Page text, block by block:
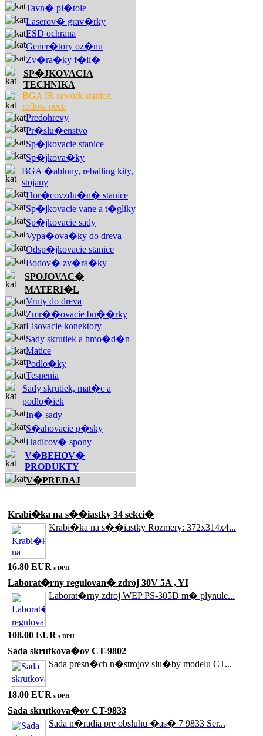
Tavn� pi�tole
Laserov� grav�rky
ESD ochrana
Gener�tory oz�nu
Zv�ra�ky f�li�
SP�JKOVACIA
TECHNIKA
BGA IR rework stanice,
reflow pece
Predohrevy
Pr�slu�enstvo
Sp�jkovacie stanice
Sp�jkova�ky
BGA �ablony, reballing kity,
stojany
Hor�covzdu�n� stanice
Sp�jkovacie vane a t�gliky
Sp�jkovacie sady
Vypa�ova�ky do dreva
Odsp�jkovacie stanice
Bodov� zv�ra�ky
SPOJOVAC�
MATERI�L
Vruty do dreva
Zmr��ovacie bu��rky
Lisovacie konektory
Sady skrutiek a hmo�d�n
Matice
Podlo�ky
Tesnenia
Sady skrutiek, mat�c a
podlo�iek
In� sady
S�ahovacie p�sky
Hadicov� spony
V�BEHOV�
PRODUKTY
V�PREDAJ
Krabi�ka na s��iastky 34 sekci�
Krabi�ka na s��iastky Rozmery: 372x314x4...
16.80 EUR s DPH
Laborat�rny regulovan� zdroj 30V 5A , YI
Laborat�rny zdroj WEP PS-305D m� plynule...
108.00 EUR s DPH
Sada skrutkova�ov CT-9802
Sada presn�ch n�strojov slu�by modelu CT...
18.00 EUR s DPH
Sada skrutkova�ov CT-9833
Sada n�radia pre obsluhu �as� 7 9833 Ser...